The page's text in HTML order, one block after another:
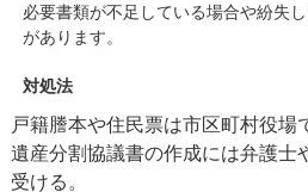
必要書類が不足している場合や紛失
があります。
対処法
戸籍謄本や住民票は市区町村役場
遺産分割協議書の作成には弁護士
受ける。